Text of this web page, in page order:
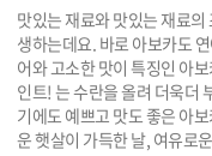
맛있는 재료와 맛있는 재료
생하는데요. 바로 아보카도
어와 고소한 맛이 특징인 아
인트! 는 수란을 올려 더욱더
기에도 예쁘고 맛도 좋은 아
운 햇살이 가득한 날, 여유로